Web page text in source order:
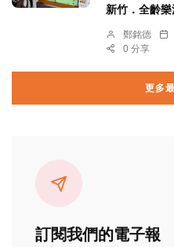
新竹．全齡
鄭銘德
0 分享
更多
訂閱我們的電子報